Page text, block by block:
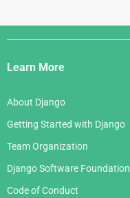
Django
Links
Learn More
About Django
Getting Started with Django
Team Organization
Django Software Foundation
Code of Conduct